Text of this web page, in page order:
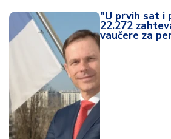
"U prvih sat i
22.272
vaučere za